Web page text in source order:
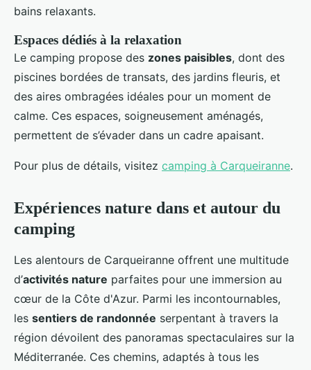
bains relaxants.
Espaces dédiés à la relaxation
Le camping propose des zones paisibles, dont des
piscines bordées de transats, des jardins fleuris, et
des aires ombragées idéales pour un moment de
calme. Ces espaces, soigneusement aménagés,
permettent de s’évader dans un cadre apaisant.
Pour plus de détails, visitez camping à Carqueiranne.
Expériences nature dans et autour du
camping
Les alentours de Carqueiranne offrent une multitude
d’activités nature parfaites pour une immersion au
cœur de la Côte d'Azur. Parmi les incontournables,
les sentiers de randonnée serpentant à travers la
région dévoilent des panoramas spectaculaires sur la
Méditerranée. Ces chemins, adaptés à tous les